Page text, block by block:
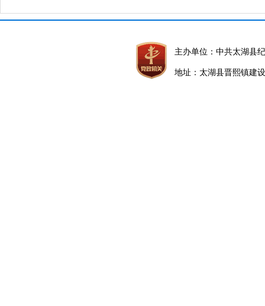
主办单位：中共太湖县
地址：太湖县晋熙镇建